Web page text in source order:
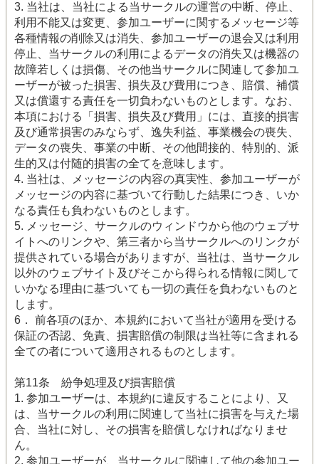
3. 当社は、当社による当サークルの運営の中断、停止、
利用不能又は変更、参加ユーザーに関するメッセージ等
各種情報の削除又は消失、参加ユーザーの退会又は利用
停止、当サークルの利用によるデータの消失又は機器の
故障若しくは損傷、その他当サークルに関連して参加ユ
ーザーが被った損害、損失及び費用につき、賠償、補償
又は償還する責任を一切負わないものとします。なお、
本項における「損害、損失及び費用」には、直接的損害
及び通常損害のみならず、逸失利益、事業機会の喪失、
データの喪失、事業の中断、その他間接的、特別的、派
生的又は付随的損害の全てを意味します。
4. 当社は、メッセージの内容の真実性、参加ユーザーが
メッセージの内容に基づいて行動した結果につき、いか
なる責任も負わないものとします。
5. メッセージ、サークルのウィンドウから他のウェブサ
イトへのリンクや、第三者から当サークルへのリンクが
提供されている場合がありますが、当社は、当サークル
以外のウェブサイト及びそこから得られる情報に関して
いかなる理由に基づいても一切の責任を負わないものと
します。
6． 前各項のほか、本規約において当社が適用を受ける
保証の否認、免責、損害賠償の制限は当社等に含まれる
全ての者について適用されるものとします。
第11条 紛争処理及び損害賠償
1. 参加ユーザーは、本規約に違反することにより、又
は、当サークルの利用に関連して当社に損害を与えた場
合、当社に対し、その損害を賠償しなければなりませ
ん。
2. 参加ユーザーが、当サークルに関連して他の参加ユー